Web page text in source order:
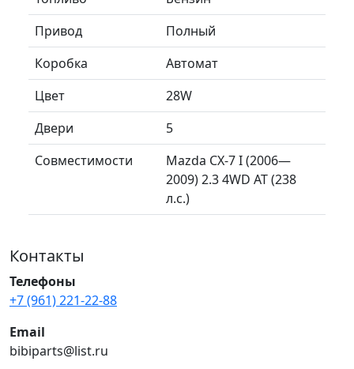
Привод
Полный
Коробка
Автомат
Цвет
28W
Двери
5
Совместимости
Mazda CX-7 I (2006—
2009) 2.3 4WD AT (238
л.с.)
Контакты
Телефоны
+7 (961) 221-22-88
Email
bibiparts@list.ru